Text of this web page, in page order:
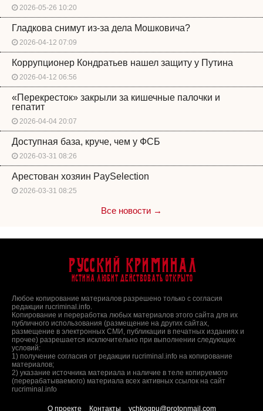
2026-05-26 10:20
Гладкова снимут из-за дела Мошковича?
2026-04-12 07:09
Коррупционер Кондратьев нашел защиту у Путина
2026-04-12 06:56
«Перекресток» закрыли за кишечные палочки и
гепатит
2026-04-04 20:07
Доступная база, круче, чем у ФСБ
2026-03-31 08:26
Арестован хозяин PaySelection
2026-03-31 08:25
Все новости →
Русский Криминал
Истина любит действовать открыто
Любое копирование материалов разрешено только с согласия
редакции rucriminal.info.
Копирование и переработка любых материалов этого сайта для их
публичного использования (размещение на других сайтах,
размещение в электронных СМИ, публикации в печатных изданиях и
прочее) разрешается исключительно при выполнении следующих
условий:
1) получение согласия от редакции rucriminal.info на копирование
материалов;
2) указание источника материала и наличие в теле копируемого
(перерабатываемого) материала всех активных ссылок на сайт
rucriminal.info
О проекте Контакты vchkogpu@protonmail.com